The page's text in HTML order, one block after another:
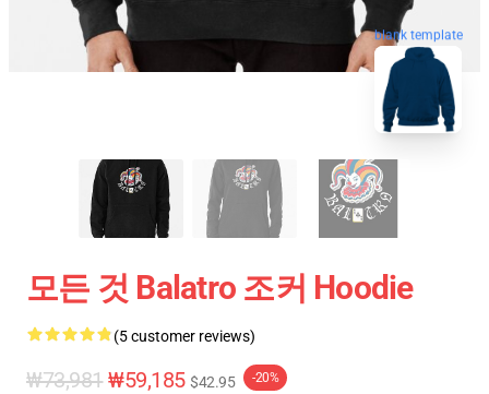
blank template
모든 것 Balatro 조커 Hoodie
(5 customer reviews)
₩73,981 ₩59,185 $42.95 -20%